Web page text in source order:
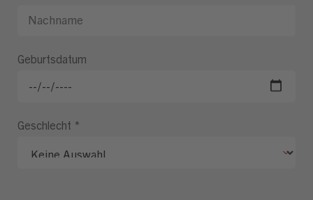
Geburtsdatum
Geschlecht *